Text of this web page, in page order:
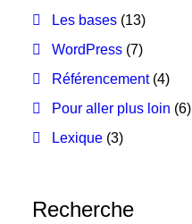
Les bases (13)
WordPress (7)
Référencement(4)
Pour aller plus loin (6)
Lexique (3)
Recherche